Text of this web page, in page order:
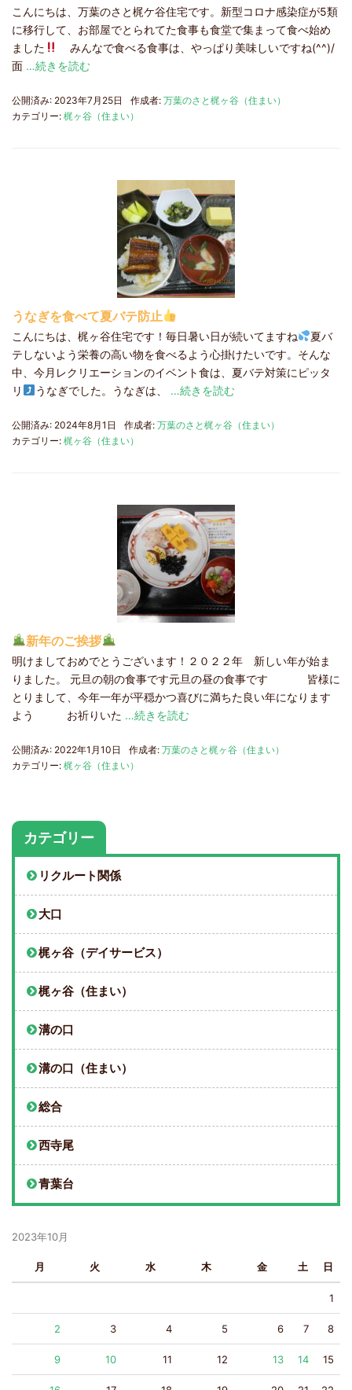
こんにちは、万葉のさと梶ケ谷住宅です。新型コロナ感染症が5類
に移行して、お部屋でとられてた食事も食堂で集まって食べ始め
ました
みんなで食べる食事は、やっぱり美味しいですね(^^)/
面 …続きを読む
公開済み: 2023年7月25日 作成者: 万葉のさと梶ヶ谷（住まい）
カテゴリー: 梶ヶ谷（住まい）
うなぎを食べて夏バテ防止
こんにちは、梶ヶ谷住宅です！毎日暑い日が続いてますね
夏バ
テしないよう栄養の高い物を食べるよう心掛けたいです。そんな
中、今月レクリエーションのイベント食は、夏バテ対策にピッタ
リ
うなぎでした。うなぎは、 …続きを読む
公開済み: 2024年8月1日 作成者: 万葉のさと梶ヶ谷（住まい）
カテゴリー: 梶ヶ谷（住まい）
新年のご挨拶
明けましておめでとうございます！２０２２年 新しい年が始ま
りました。 元旦の朝の食事です元旦の昼の食事です 皆様に
とりまして、今年一年が平穏かつ喜びに満ちた良い年になります
よう お祈りいた …続きを読む
公開済み: 2022年1月10日 作成者: 万葉のさと梶ヶ谷（住まい）
カテゴリー: 梶ヶ谷（住まい）
カテゴリー
リクルート関係
大口
梶ヶ谷（デイサービス）
梶ヶ谷（住まい）
溝の口
溝の口（住まい）
総合
西寺尾
青葉台
2023年10月
月 火 水 木 金 土 日
1
2 3 4 5 6 7 8
9 10 11 12 13 14 15